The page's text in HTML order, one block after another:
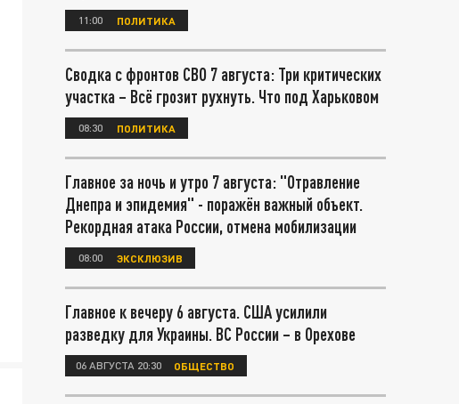
11:00 ПОЛИТИКА
Сводка с фронтов СВО 7 августа: Три критических
участка – Всё грозит рухнуть. Что под Харьковом
08:30 ПОЛИТИКА
Главное за ночь и утро 7 августа: "Отравление
Днепра и эпидемия" - поражён важный объект.
Рекордная атака России, отмена мобилизации
08:00 ЭКСКЛЮЗИВ
Главное к вечеру 6 августа. США усилили
разведку для Украины. ВС России – в Орехове
06 АВГУСТА 20:30 ОБЩЕСТВО